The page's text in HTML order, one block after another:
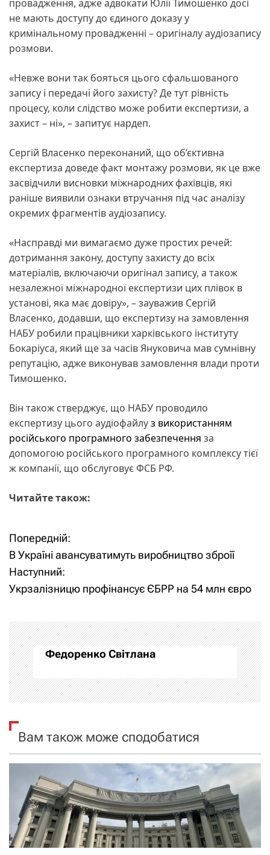
провадження, адже адвокати Юлії Тимошенко досі
не мають доступу до єдиного доказу у
кримінальному провадженні – оригіналу аудіозапису
розмови.
«Невже вони так бояться цього сфальшованого
запису і передачі його захисту? Де тут рівність
процесу, коли слідство може робити експертизи, а
захист – ні», – запитує нардеп.
Сергій Власенко переконаний, що об’єктивна
експертиза доведе факт монтажу розмови, як це вже
засвідчили висновки міжнародних фахівців, які
раніше виявили ознаки втручання під час аналізу
окремих фрагментів аудіозапису.
«Насправді ми вимагаємо дуже простих речей:
дотримання закону, доступу захисту до всіх
матеріалів, включаючи оригінал запису, а також
незалежної міжнародної експертизи цих плівок в
установі, яка має довіру», – зауважив Сергій
Власенко, додавши, що експертизу на замовлення
НАБУ робили працівники харківського інституту
Бокаріуса, який ще за часів Януковича мав сумнівну
репутацію, адже виконував замовлення влади проти
Тимошенко.
Він також стверджує, що НАБУ проводило
експертизу цього аудіофайлуз використанням
російського програмного забезпечення за
допомогою російського програмного комплексу тієї
ж компанії, що обслуговує ФСБ РФ.
Читайте також:
Н
а
в
і
г
а
ц
і
я
п
Попередній:
В Україні авансуватимуть виробництво зброїї
Наступний:
Укрзалізницю профінансує ЄБРР на 54 млн євро
Федоренко Світлана
Вам також може сподобатися